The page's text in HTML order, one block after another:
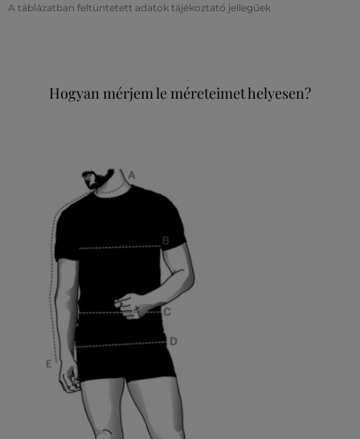
A táblázatban feltüntetett adatok tájékoztató jellegűek
Hogyan mérjem le méreteimet helyesen?